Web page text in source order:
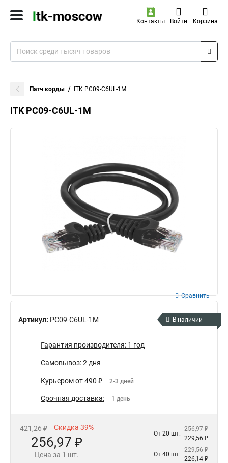
Контакты Войти Корзина
Патч корды ITK PC09-C6UL-1M
ITK PC09-C6UL-1M
Артикул: PC09-C6UL-1M
Сравнить
В наличии
Гарантия производителя: 1 год
Самовывоз: 2 дня
Курьером от 490 ₽ 2-3 дней
Срочная доставка: 1 день
421,26 ₽ Скидка 39%
256,97 ₽
Цена за 1 шт.
От 20 шт:
256,97 ₽
229,56 ₽
От 40 шт:
229,56 ₽
226,14 ₽